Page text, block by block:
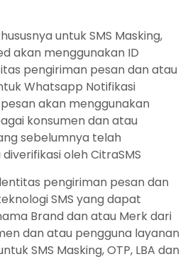
untuk SMS Masking,
akan menggunakan ID
pengiriman pesan dan atau
Whatsapp Notifikasi
akan menggunakan
konsumen dan atau
sebelumnya telah
oleh CitraSMS
pengiriman pesan dan
SMS yang dapat
Brand dan atau Merk dari
dan atau pengguna layanan
SMS Masking, OTP, LBA dan